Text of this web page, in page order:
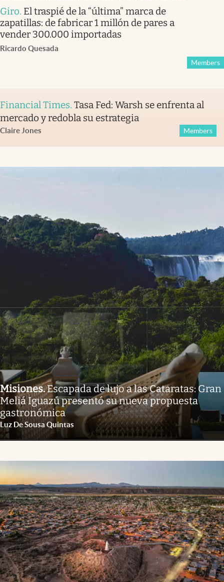
Giro. El traspié de la “última” marca de
zapatillas: de fabricar 1 millón de pares a
vender 300.000 importadas
Ricardo Quesada
Members
Financial Times. Tasa Fed: Warsh se enfrenta al
mercado y redobla su estrategia
Claire Jones Members
Misiones.Escapada de lujo a las Cataratas: Gran
Meliá Iguazú presentó su nueva propuesta
gastronómica
Luz De Sousa Quintas